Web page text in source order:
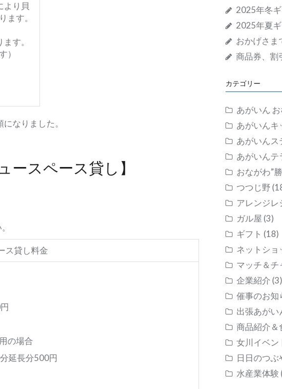
より貝
ます。
す。
）
なりました。
ースペース貸し】
ス貸し料金
の場合
延長分500円
2025年冬ギ
2025年夏
おかげさま
商品券、割
カテゴリー
あがいん
あがいんキ
あがいんス
あがいんテ
おながわ”
つつじ野
アレンジレ
ガル屋 (3)
ギフト (18)
ネットショ
マッチ＆チ
企業紹介 (3)
催事のお知
出張あがい
商品紹介＆
女川イベン
日日のつぶ
水産業体験